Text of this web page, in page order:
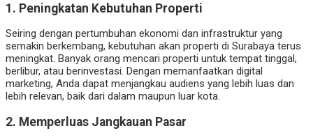
1. Peningkatan Kebutuhan Properti
Seiring dengan pertumbuhan ekonomi dan infrastruktur yang
semakin berkembang, kebutuhan akan properti di Surabaya terus
meningkat. Banyak orang mencari properti untuk tempat tinggal,
berlibur, atau berinvestasi. Dengan memanfaatkan digital
marketing, Anda dapat menjangkau audiens yang lebih luas dan
lebih relevan, baik dari dalam maupun luar kota.
2. Memperluas Jangkauan Pasar